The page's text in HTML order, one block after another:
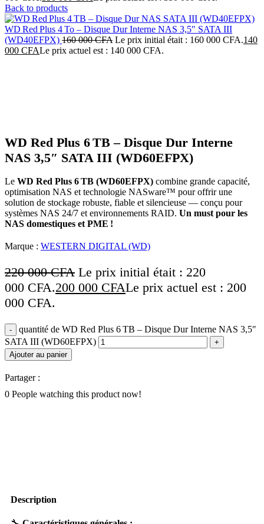
Back to products
WD Red Plus 4 To – Disque Dur Interne NAS 3,5″ SATA III
(WD40EFPX) 160 000CFA Le prix initial était : 160 000 CFA.140
000 CFALe prix actuel est : 140 000 CFA.
WD Red Plus 6 TB – Disque Dur Interne
NAS 3,5″ SATA III (WD60EFPX)
Le WD Red Plus 6 TB (WD60EFPX) combine grande capacité,
optimisation NAS et technologie NASware™ pour offrir une
solution de stockage robuste, fiable et silencieuse — conçu pour
systèmes NAS 24/7 et environnements RAID. Un must pour les
NAS domestiques et PME !
Marque : WESTERN DIGITAL (WD)
220 000CFA Le prix initial était : 220
000 CFA.200 000 CFALe prix actuel est : 200
000 CFA.
quantité de WD Red Plus 6 TB – Disque Dur Interne NAS 3,5″
SATA III (WD60EFPX)
Ajouter au panier
Partager :
0 People watching this product now!
Description